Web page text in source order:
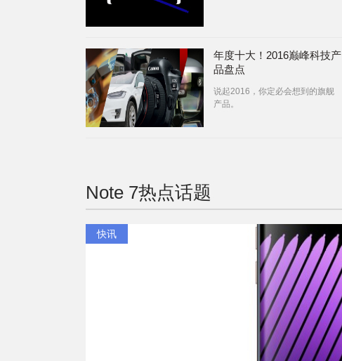
年度十大！2016巅峰科技产
品盘点
说起2016，你定必会想到的旗舰
产品。
Note 7热点话题
快讯